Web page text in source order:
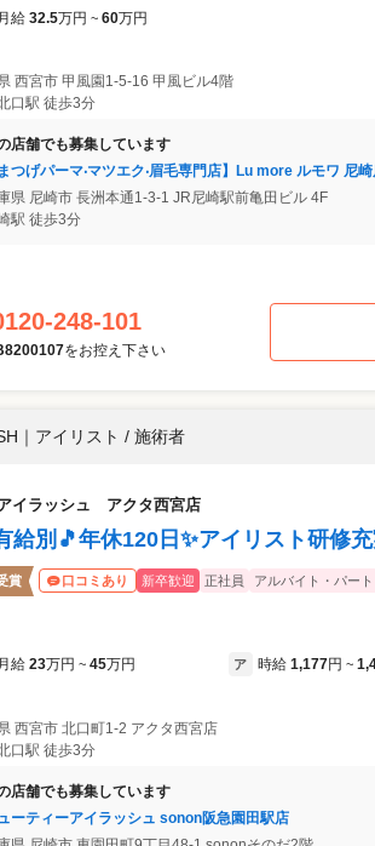
月給 32.5万円 ~ 60万円
西宮市 甲風園1-5-16 甲風ビル4階
口駅 徒歩3分
店舗でも募集しています
まつげパーマ‧マツエク‧眉⽑専⾨店】Lu more ルモワ 尼
県 尼崎市 長洲本通1-3-1 JR尼崎駅前亀田ビル 4F
駅 徒歩3分
248-101
をお控え下さい
｜ アイリスト / 施術者
イラッシュ アクタ西宮店
給別🎵年休120日✨アイリスト研修
賞 口コミあり 新卒歓迎 正社員 アルバイト・パート
月給 23万円 ~ 45万円 ア 時給 1,177円 ~
西宮市 北口町1-2 アクタ西宮店
口駅 徒歩3分
店舗でも募集しています
ーティーアイラッシュ sonon阪急園田駅店